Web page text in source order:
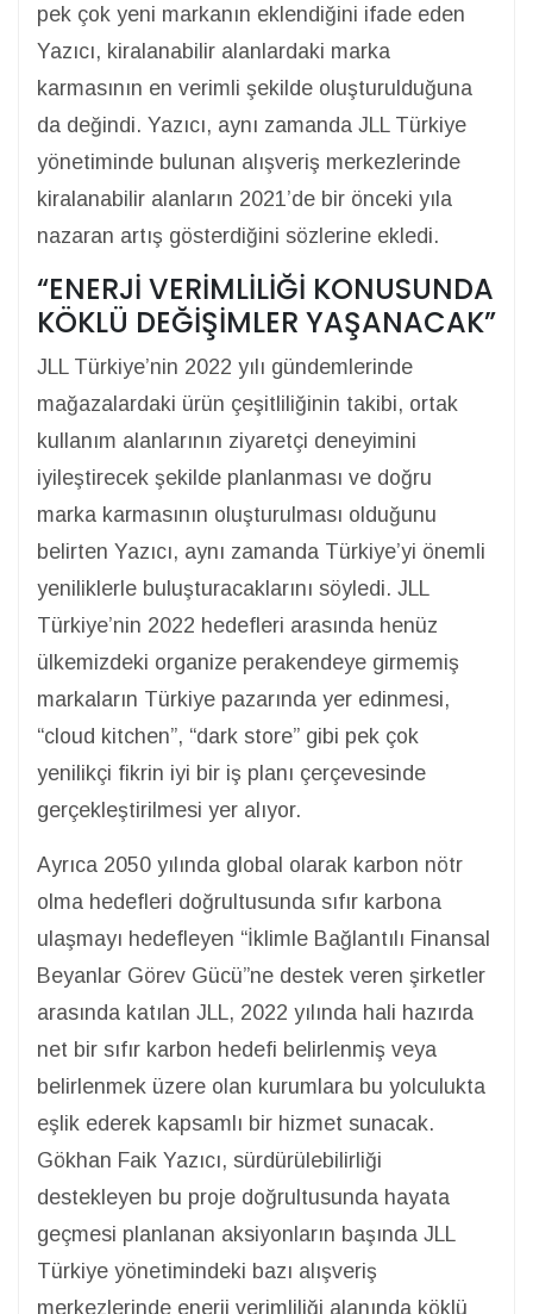
pek çok yeni markanın eklendiğini ifade eden
Yazıcı, kiralanabilir alanlardaki marka
karmasının en verimli şekilde oluşturulduğuna
da değindi. Yazıcı, aynı zamanda JLL Türkiye
yönetiminde bulunan alışveriş merkezlerinde
kiralanabilir alanların 2021’de bir önceki yıla
nazaran artış gösterdiğini sözlerine ekledi.
“ENERJİ VERİMLİLİĞİ KONUSUNDA
KÖKLÜ DEĞİŞİMLER YAŞANACAK”
JLL Türkiye’nin 2022 yılı gündemlerinde
mağazalardaki ürün çeşitliliğinin takibi, ortak
kullanım alanlarının ziyaretçi deneyimini
iyileştirecek şekilde planlanması ve doğru
marka karmasının oluşturulması olduğunu
belirten Yazıcı, aynı zamanda Türkiye’yi önemli
yeniliklerle buluşturacaklarını söyledi. JLL
Türkiye’nin 2022 hedefleri arasında henüz
ülkemizdeki organize perakendeye girmemiş
markaların Türkiye pazarında yer edinmesi,
“cloud kitchen”, “dark store” gibi pek çok
yenilikçi fikrin iyi bir iş planı çerçevesinde
gerçekleştirilmesi yer alıyor.
Ayrıca 2050 yılında global olarak karbon nötr
olma hedefleri doğrultusunda sıfır karbona
ulaşmayı hedefleyen “İklimle Bağlantılı Finansal
Beyanlar Görev Gücü”ne destek veren şirketler
arasında katılan JLL, 2022 yılında hali hazırda
net bir sıfır karbon hedefi belirlenmiş veya
belirlenmek üzere olan kurumlara bu yolculukta
eşlik ederek kapsamlı bir hizmet sunacak.
Gökhan Faik Yazıcı, sürdürülebilirliği
destekleyen bu proje doğrultusunda hayata
geçmesi planlanan aksiyonların başında JLL
Türkiye yönetimindeki bazı alışveriş
merkezlerinde enerji verimliliği alanında köklü